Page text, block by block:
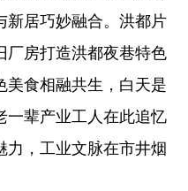
新居巧妙融合。洪都片
厂房打造洪都夜巷特色
食相融共生，白天是
一辈产业工人在此追忆
，工业文脉在市井烟